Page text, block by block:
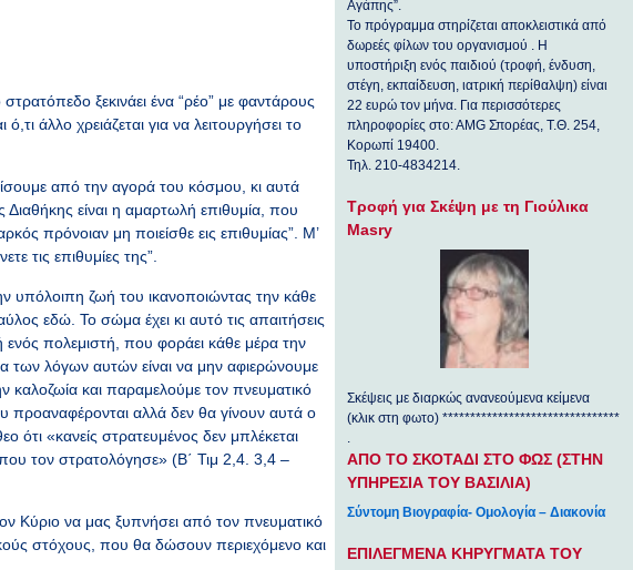
ξεκινάει ένα “ρέο” με φαντάρους
άλλο χρειάζεται για να λειτουργήσει το
από την αγορά του κόσμου, κι αυτά
Διαθήκης είναι η αμαρτωλή επιθυμία, που
πρόνοιαν μη ποιείσθε εις επιθυμίας”. Μ’
τις επιθυμίες της”.
υπόλοιπη ζωή του ικανοποιώντας την κάθε
εδώ. Το σώμα έχει κι αυτό τις απαιτήσεις
πολεμιστή, που φοράει κάθε μέρα την
των λόγων αυτών είναι να μην αφιερώνουμε
και παραμελούμε τον πνευματικό
προαναφέρονται αλλά δεν θα γίνουν αυτά ο
«κανείς στρατευμένος δεν μπλέκεται
που τον στρατολόγησε» (Β΄ Τιμ 2,4. 3,4 –
Κύριο να μας ξυπνήσει από τον πνευματικό
στόχους, που θα δώσουν περιεχόμενο και
Αγάπης”.
Το πρόγραμμα στηρίζεται αποκλειστικά από
δωρεές φίλων του οργανισμού . Η
υποστήριξη ενός παιδιού (τροφή, ένδυση,
στέγη, εκπαίδευση, ιατρική περίθαλψη) είναι
22 ευρώ τον μήνα. Για περισσότερες
πληροφορίες στο: ΑΜG Σπορέας, Τ.Θ. 254,
Κορωπί 19400.
Τηλ. 210-4834214.
Τροφή για Σκέψη με τη Γιούλικα
Masry
Σκέψεις με διαρκώς ανανεούμενα κείμενα
(κλικ στη φωτο) ********************************
.
ΑΠΟ ΤΟ ΣΚΟΤΑΔΙ ΣΤΟ ΦΩΣ (ΣΤΗΝ
ΥΠΗΡΕΣΙΑ ΤΟΥ ΒΑΣΙΛΙΑ)
Σύντομη Βιογραφία- Ομολογία – Διακονία
ΕΠΙΛΕΓΜΕΝΑ ΚΗΡΥΓΜΑΤΑ ΤΟΥ